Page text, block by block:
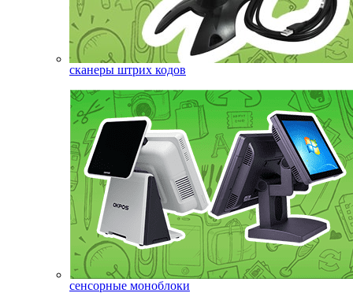
сканеры штрих кодов
сенсорные моноблоки